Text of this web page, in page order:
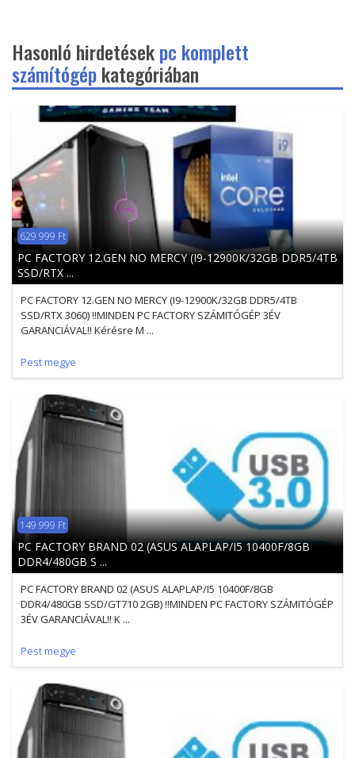
Hasonló hirdetésekpc komplett
számítógépkategóriában
629 999 Ft
PC FACTORY 12.GEN NO MERCY (I9-12900K/32GB DDR5/4TB
SSD/RTX ...
PC FACTORY 12.GEN NO MERCY (I9-12900K/32GB DDR5/4TB
SSD/RTX 3060) !!MINDEN PC FACTORY SZÁMITÓGÉP 3ÉV
GARANCIÁVAL!! Kérésre M ...
Pest megye
149 999 Ft
PC FACTORY BRAND 02 (ASUS ALAPLAP/I5 10400F/8GB
DDR4/480GB S ...
PC FACTORY BRAND 02 (ASUS ALAPLAP/I5 10400F/8GB
DDR4/480GB SSD/GT710 2GB) !!MINDEN PC FACTORY SZÁMITÓGÉP
3ÉV GARANCIÁVAL!! K ...
Pest megye